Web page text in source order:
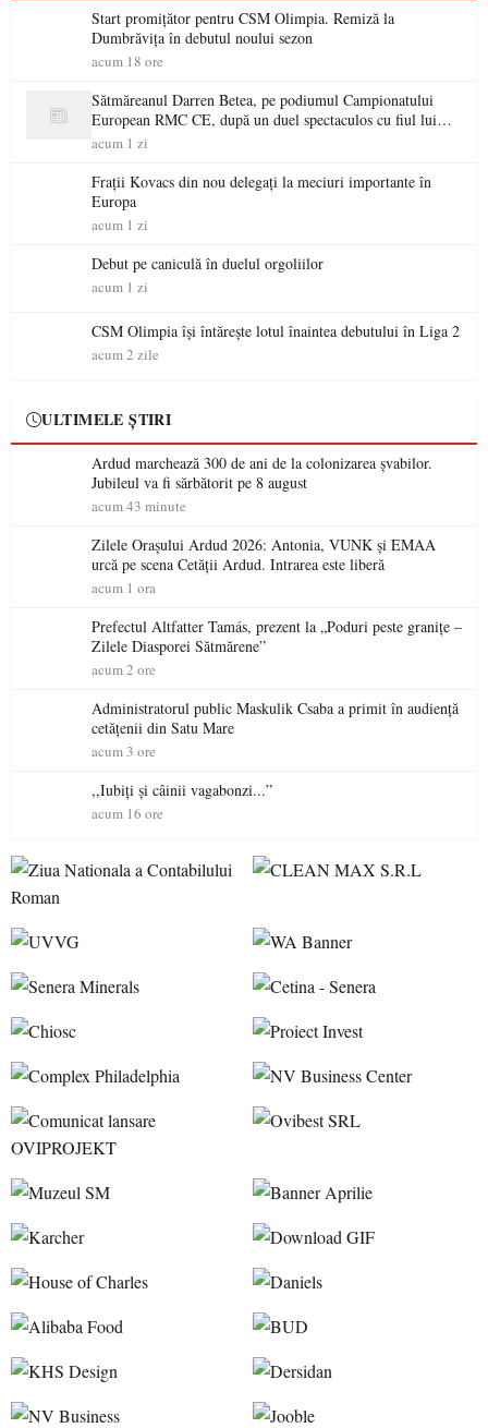
Start promițător pentru CSM Olimpia. Remiză la
Dumbrăvița în debutul noului sezon
acum 18 ore
Sătmăreanul Darren Betea, pe podiumul Campionatului
European RMC CE, după un duel spectaculos cu fiul lui
Kimi Räikkönen
acum 1 zi
Frații Kovacs din nou delegați la meciuri importante în
Europa
acum 1 zi
Debut pe caniculă în duelul orgoliilor
acum 1 zi
CSM Olimpia își întărește lotul înaintea debutului în Liga 2
acum 2 zile
ULTIMELE ȘTIRI
Ardud marchează 300 de ani de la colonizarea șvabilor.
Jubileul va fi sărbătorit pe 8 august
acum 43 minute
Zilele Orașului Ardud 2026: Antonia, VUNK și EMAA
urcă pe scena Cetății Ardud. Intrarea este liberă
acum 1 ora
Prefectul Altfatter Tamás, prezent la „Poduri peste granițe –
Zilele Diasporei Sătmărene”
acum 2 ore
Administratorul public Maskulik Csaba a primit în audiență
cetățenii din Satu Mare
acum 3 ore
,,Iubiți și câinii vagabonzi...”
acum 16 ore